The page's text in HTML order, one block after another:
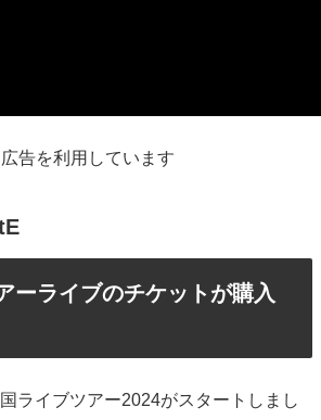
告を利用しています
ーライブのチケットが購入
ライブツアー2024がスタートしまし